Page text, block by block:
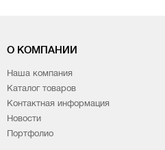
О КОМПАНИИ
Наша компания
Каталог товаров
Контактная информация
Новости
Портфолио